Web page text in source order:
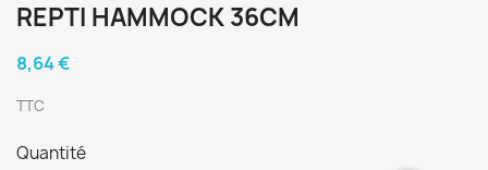
REPTI HAMMOCK 36CM
8,64 €
TTC
Quantité